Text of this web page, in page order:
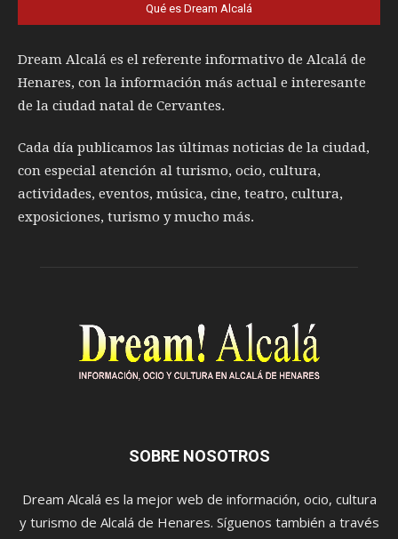
Qué es Dream Alcalá
Dream Alcalá es el referente informativo de Alcalá de
Henares, con la información más actual e interesante
de la ciudad natal de Cervantes.
Cada día publicamos las últimas noticias de la ciudad,
con especial atención al turismo, ocio, cultura,
actividades, eventos, música, cine, teatro, cultura,
exposiciones, turismo y mucho más.
SOBRE NOSOTROS
Dream Alcalá es la mejor web de información, ocio, cultura
y turismo de Alcalá de Henares. Síguenos también a través